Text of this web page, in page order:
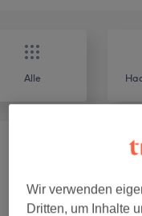
Alle
Beratungsgespräche
Augenbrauen
Wir verwenden
Dritten, um Inhalte